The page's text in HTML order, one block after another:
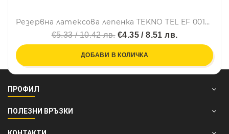
Резервна латексова лепенка TEKNO TEL EF 001W, Бял
€5.33 / 10.42 лв.€4.35 / 8.51 лв.
ДОБАВИ В КОЛИЧКА
ПРОФИЛ
ПОЛЕЗНИ ВРЪЗКИ